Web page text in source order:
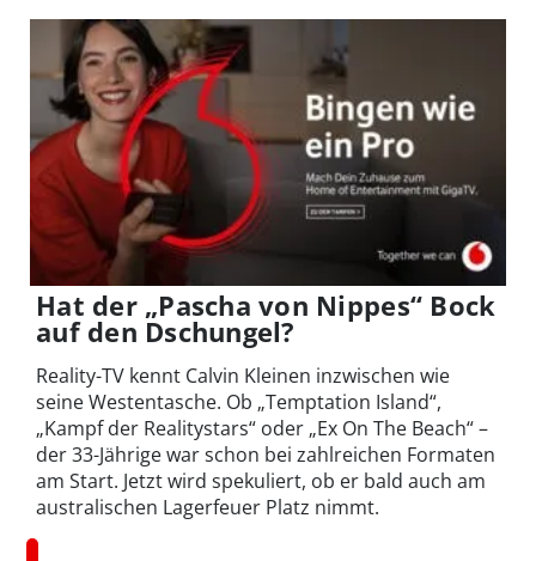
Hat der „Pascha von Nippes“ Bock
auf den Dschungel?
Reality-TV kennt Calvin Kleinen inzwischen wie
seine Westentasche. Ob „Temptation Island“,
„Kampf der Realitystars“ oder „Ex On The Beach“ –
der 33-Jährige war schon bei zahlreichen Formaten
am Start. Jetzt wird spekuliert, ob er bald auch am
australischen Lagerfeuer Platz nimmt.